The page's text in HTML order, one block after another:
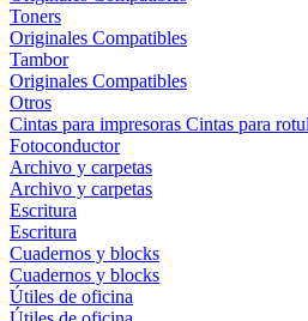
Toners
Originales Compatibles
Tambor
Originales Compatibles
Otros
Cintas para impresoras Cintas para
Fotoconductor
Archivo y carpetas
Archivo y carpetas
Escritura
Escritura
Cuadernos y blocks
Cuadernos y blocks
Útiles de oficina